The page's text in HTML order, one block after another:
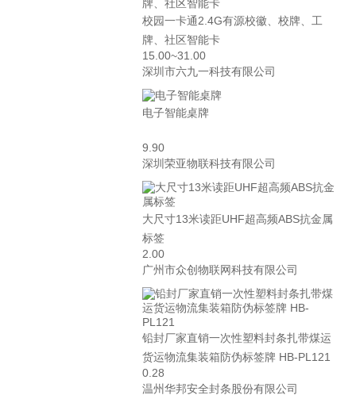
校园一卡通2.4G有源校徽、校牌、工
牌、社区智能卡
15.00~31.00
深圳市六九一科技有限公司
电子智能桌牌
9.90
深圳荣亚物联科技有限公司
大尺寸13米读距UHF超高频ABS抗金属
标签
2.00
广州市众创物联网科技有限公司
铅封厂家直销一次性塑料封条扎带煤运
货运物流集装箱防伪标签牌 HB-PL121
0.28
温州华邦安全封条股份有限公司